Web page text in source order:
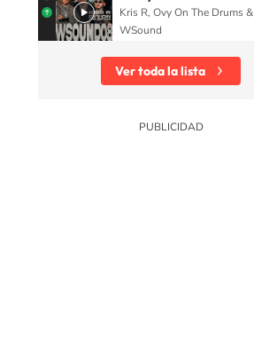
Kris R, Ovy On The Drums &
WSound
Ver toda la lista